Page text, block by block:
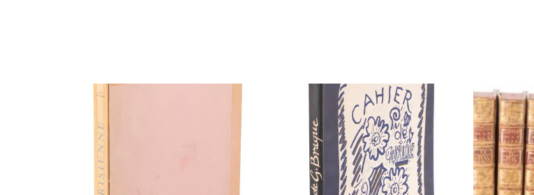
Lot 199 Lot 220